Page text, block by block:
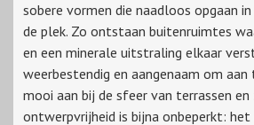
sobere vormen die naadloos opgaan
de plek. Zo ontstaan buitenruimtes
en een minerale uitstraling elkaar
weerbestendig en aangenaam om
mooi aan bij de sfeer van terrassen en
ontwerpvrijheid is bijna onbeperkt: